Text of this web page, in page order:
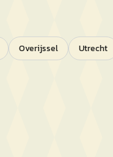
Overijssel Utrecht